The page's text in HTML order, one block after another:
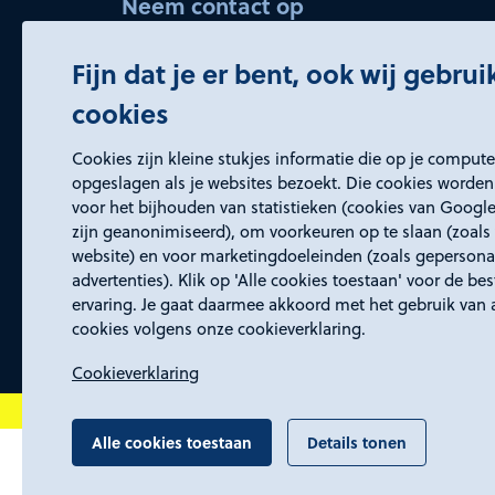
Fijn dat je er bent, ook wij
cookies
Cookies zijn kleine stukjes informatie die op je
opgeslagen als je websites bezoekt. Die cookies
voor het bijhouden van statistieken (cookies van
zijn geanonimiseerd), om voorkeuren op te slaan (zoals
website) en voor marketingdoeleinden (zoals
advertenties). Klik op 'Alle cookies toestaan' voor de
ervaring. Je gaat daarmee akkoord met het gebruik van
cookies volgens onze cookieverklaring.
Cookieverklaring
Alle cookies toestaan Details tonen
045 5437150 (keuze 2)
Openingstijden
Wij zijn elke werkdag bereikbaar van
8:30 tot 17:00 uur.
Proclaimer,